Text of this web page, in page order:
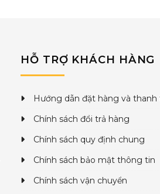
HỖ TRỢ KHÁCH HÀNG
Hướng dẫn đặt hàng và thanh
Chính sách đổi trả hàng
Chính sách quy định chung
Chính sách bảo mật thông tin
Chính sách vận chuyển